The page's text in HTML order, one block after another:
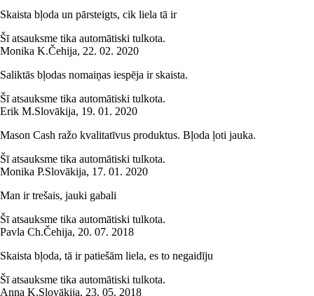
Skaista bļoda un pārsteigts, cik liela tā ir
Šī atsauksme tika automātiski tulkota.
Monika K.Čehija, 22. 02. 2020
Saliktās bļodas nomaiņas iespēja ir skaista.
Šī atsauksme tika automātiski tulkota.
Erik M.Slovākija, 19. 01. 2020
Mason Cash ražo kvalitatīvus produktus. Bļoda ļoti jauka.
Šī atsauksme tika automātiski tulkota.
Monika P.Slovākija, 17. 01. 2020
Man ir trešais, jauki gabali
Šī atsauksme tika automātiski tulkota.
Pavla Ch.Čehija, 20. 07. 2018
Skaista bļoda, tā ir patiešām liela, es to negaidīju
Šī atsauksme tika automātiski tulkota.
Anna K.Slovākija, 23. 05. 2018